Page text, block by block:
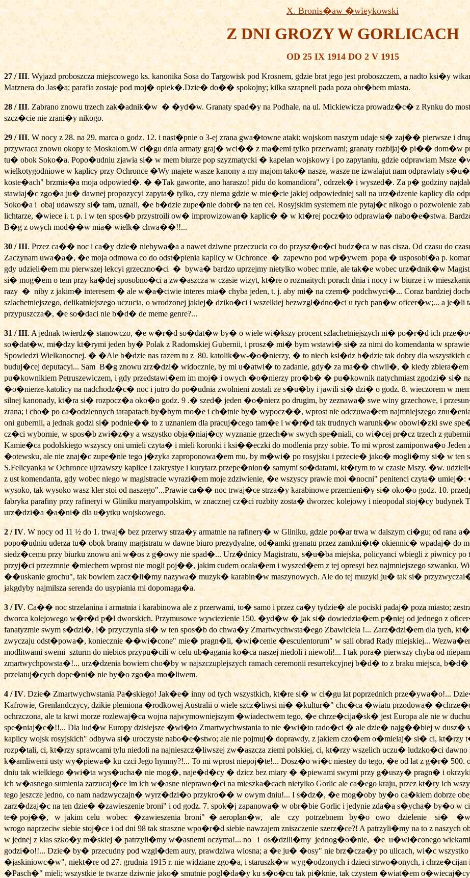
X. Bronis�aw �wieykowski
Z DNI GROZY W GORLICACH
OD 25 IX 1914 DO 2 V 1915
27 / III. Wyjazd proboszcza miejscowego ks. kanonika Sosa do Targowisk pod Krosnem, gdzie brat jego jest proboszczem, a nadto ksi�y
Matznera do Jas�a; parafia zostaje pod moj� opiek�.Dzie� do�� spokojny; kilka szrapneli pada poza obr�bem miasta.
28 / III. Zabrano znowu trzech zak�adnik�w � �yd�w. Granaty spad�y na Podhale, na ul. Mickiewicza prowadz�c� z Rynku do
szcz�cie nie zrani�y nikogo.
29 / III. W nocy z 28. na 29. marca o godz. 12. i nast�pnie o 3-ej zrana gwa�towne ataki: wojskom naszym udaje si� zaj�� pierwsze i
przywraca znowu okopy te Moskalom.W ci�gu dnia armaty graj� wci�� z ma�emi tylko przerwami; granaty rozbijaj� pi��
tu� obok Soko�a. Popo�udniu zjawia si� w mem biurze pop szyzmatycki � kapelan wojskowy i po zapytaniu, gdzie odprawiam
wielkotygodniowe w kaplicy przy Ochronce �Wy majete wasze kanony a my majom tako� nasze, wasze ne izwalajut nam odprawlaty
koste�ach" brzmia�a moja odpowied�. � �Tak gaworite, ano haraszo! pidu do komandiora", odrzek� i wyszed�. Za p� godziny
stawiaj�c zgo�a ju� dawnej propozycyi zapyta� tylko, czy niema gdzie w mie�cie jakiej odpowiedniej sali na urz�dzenie kaplicy dla
Soko�a i obaj udawszy si� tam, uznali, �e b�dzie zupe�nie dobr� na ten cel. Rosyjskim systemem nie pytaj�c nikogo o pozwolenie
lichtarze, �wiece i. t. p. i w ten spos�b przystroili ow� improwizowan� kaplic� � w kt�rej pocz�to odprawia� nabo�e�stwa.
B�g z owych mod��w mia� wielk� chwa��!!...
30 / III. Przez ca�� noc i ca�y dzie� niebywa�a a nawet dziwne przeczucia co do przysz�o�ci budz�ca w nas cisza. Od czasu do
Zaczynam uwa�a�, �e moja odmowa co do odst�pienia kaplicy w Ochronce � zapewno pod wp�ywem popa � usposobi�a p.
gdy udzieli�em mu pierwszej lekcyi grzeczno�ci � bywa� bardzo uprzejmy nietylko wobec mnie, ale tak�e wobec urz�dnik�w
si� mog�em o tem przy ka�dej sposobno�ci a zw�aszcza w czasie wizyt, kt�re o rozmaitych porach dnia i nocy i w biurze i w
razy � niby z jakim� interesem � ale w�a�ciwie interes mia� chyba jeden, t. j. aby mi� na czem� podchwyci�... Coraz bardziej
szlachetniejszego, delikatniejszego uczucia, o wrodzonej jakiej� dziko�ci i wszelkiej bezwzgl�dno�ci u tych pan�w oficer�w;... a je�li
przypuszcza�, �e so�daci nie b�d� de meme genre?...
31 / III. A jednak twierdz� stanowczo, �e w�r�d so�dat�w by� o wiele wi�kszy procent szlachetniejszych ni� po�r�d ich
so�dat�w, mi�dzy kt�rymi jeden by� Polak z Radomskiej Gubernii, i prosz� mi� bym wstawi� si� za nimi do komendanta w sprawie
Spowiedzi Wielkanocnej. � �Ale b�dzie nas razem tu z 80. katolik�w-�o�nierzy, � to niech ksi�dz b�dzie tak dobry dla
buduj�cej deputacyi... Sam B�g znowu zrz�dzi� widocznie, by mi u�atwi� to zadanie, gdy� za ma�� chwil�, � kiedy zbiera�em
pu�kownikiem Petruszewiczem, i gdy przedstawi�em im moj� i owych �o�nierzy pro�b� � pu�kownik natychmiast zgodzi� si� na
�o�nierze-katolicy na nadchodz�c� noc i jutro do po�udnia zwolnieni zostali ze s�u�by i jawili si� dzi� o godz. 8. wieczorem w
silnej kanonady, kt�ra si� rozpocz�a oko�o godz. 9 .� szed� jeden �o�nierz po drugim, by zeznawa� swe winy grzechowe, i
zrana; i cho� po ca�odziennych tarapatach by�bym mo�e i ch�tnie by� wypocz��, wprost nie odczuwa�em najmniejszego
oni gubernii, a jednak godzi si� podnie�� to z uznaniem dla pracuj�cego tam�e i w�r�d tak trudnych warunk�w obowi�zki swe
cz�ci wybornie, w spos�b zwi�z�y a wszystko obja�niaj�cy wyznanie grzech�w swych spe�niali, co wi�cej pr�cz trzech z gubernii
Kamie�ca podolskiego wszyscy oni umieli czyta� i mieli koronki i ksi��eczki do modlenia przy sobie. To mi wprost zamiponwa�o
�otewsku, ale nie znaj�c zupe�nie tego j�zyka zaproponowa�em mu, by m�wi� po rosyjsku i przecie� jako� mogli�my si� w
S.Felicyanka w Ochronce ujrzawszy kaplice i zakrystye i kurytarz przepe�nion� samymi so�datami, kt�rym to w czasie Mszy. �w.
z ust komendanta, gdy wobec niego w magistracie wyrazi�em moje zdziwienie, �e wszyscy prawie moi �nocni" penitenci czyta� umiej�:
wysoko, tak wysoko wasz kler stoi od naszego"...Prawie ca�� noc trwaj�ce strza�y karabinowe przemieni�y si� oko�o godz. 10.
fabryka parafiny przy rafineryi w Gliniku maryampolskim, w znacznej cz�ci rozbity zosta� dworzec kolejowy i nieopodal stoj�cy
urz�dzi�a �a�ni� dla u�ytku wojskowego.
2 / IV. W nocy od 11 ½ do 1. trwaj� bez przerwy strza�y armatnie na rafinery� w Gliniku, gdzie po�ar trwa w dalszym ci�gu; od rana a�
popo�udniu uderza tu� obok bramy magistratu w dawne biuro prezydyalne, od�amki granatu przez zamkni�t� okiennic� wpadaj� do
siedz�cemu przy biurku znowu ani w�os z g�owy nie spad�... Urz�dnicy Magistratu, s�u�ba miejska, policyanci wbiegli z piwnicy
przyj�ci przezmnie �miechem wprost nie mogli poj��, jakim cudem ocala�em i wyszed�em z tej opresyi bez najmniejszego szwanku.
��uskanie grochu", tak bowiem zacz�li�my nazywa� muzyk� karabin�w maszynowych. Ale do tej muzyki ju� tak si�
jakgdyby najmilsza serenda do usypiania mi dopomaga�a.
3 / IV. Ca�� noc strzelanina i armatnia i karabinowa ale z przerwami, to� samo i przez ca�y tydzie� ale pociski padaj� poza miasto;
dworca kolejowego w�r�d p�l dworskich. Przymusowe wywiezienie 150. �yd�w � jak si� dowiedzia�em p�niej od jednego z
fanatyzmie swym s�dzi�, i� przyczynia si� w ten spos�b do chwa�y Zmartwychwsta�ego Zbawiciela !... Zarz�dzi�em dla tych,
zwyczaju odst�powa�, koniecznie ��wi�cone" mie� pragn�li, �wi�cenie �esculentorum" w sali obrad Rady miejskiej...
modlitwami swemi szturm do niebios przypu�cili w celu ub�agania ko�ca naszej niedoli i niewoli!... I tak pora� pierwszy chyba od
zmartwychpowsta�!... urz�dzenia bowiem cho�by w najszczuplejszych ramach ceremonii resurrekcyjnej b�d� to z braku miejsca, b�d�
przelatuj�cych dope�ni� nie by�o zgo�a mo�liwem.
4 / IV. Dzie� Zmartwychwstania Pa�skiego! Jak�e� inny od tych wszystkich, kt�re si� w ci�gu lat poprzednich prze�ywa�o!...
Kafrowie, Grenlandczycy, dzikie plemiona �rodkowej Australii o wiele szcz�liwsi ni� �kultur�" chc�ca �wiatu przodowa�
ochrzczona, ale ta krwi morze rozlewaj�ca wojna najwymowniejszym �wiadectwem tego, �e chrze�cija�sk� jest Europa ale nie w
spe�niaj�c�!!... Dla lud�w Europy dzisiejsze �wi�to Zmartwychwstania to nie �wi�to rado�ci � ale dzie� najg��biej w dusz�
kaplicy wojsk rosyjskich" odbywa si� uroczyste nabo�e�stwo; ale nie pojmuj� doprawdy, z jakiem czo�em o�mielaj� si� ci,
rozp�tali, ci, kt�rzy sprawcami tylu niedoli na najnieszcz�liwszej zw�aszcza ziemi polskiej, ci, kt�rzy wszelich uczu� ludzko�ci
k�amliwemi usty wy�piewa� ku czci Jego hymny?!... To mi wprost niepoj�te!... Dosz�o wi�c niestey do tego, �e od lat z g�r� 500.
dniu tak wielkiego �wi�ta wys�ucha� nie mog�, naje�d�cy � dzicz bez miary � �piewami swymi przy g�uszy� pragn� i okrzyki
ich w�asnego sumienia zarzucaj�ce im ich w�asne nieprawo�ci na mieszka�cach nietylko Gorlic ale ca�ego kraju, przez kt�ry ich
tego jeszcze jedno, co nam nadzwyczajn� wyrz�dzi�o przykro�� w owym dniu!... I s�dz�, �e mog�oby by�o ca�kiem dobrze
zarz�dzaj�c na ten dzie� �zawieszenie broni" i od godz. 7. spok�j zapanowa� w obr�bie Gorlic i jedynie zda�a s�ycha� by�o w
te� poj��,
w jakim celu wobec �zawieszenia broni" � aeroplan�w, ale czy potrzebnem by�o owo dzielenie si�
wrogo naprzeciw siebie stoj�ce i od dni 98 tak straszne wpo�r�d siebie nawzajem zniszczenie szerz�ce?! A patrzyli�my na to z naszych
w jednej z klas szko�y m�skiej � patrzyli�my w�asnemi oczyma!... no
i os�dzili�my jednog�o�nie, �e u�wi�conego
godzi�o!!... Dzie� by� przecudny pod wzgl�dem aury, prawdziwa wiosna; a �e ju� �osy" nie brz�cza�y po ulicach, wi�c
�jaskiniowc�w", niekt�re od 27. grudnia 1915 r. nie widziane zgo�a, i staruszk�w wyg�odzonych i dzieci strwo�onych, i
�Pasch�" mieli; wszystkie te twarze dziwnie jako� smutnie pogl�da�y ku s�o�cu tak pi�knie, tak czystem �wiat�em